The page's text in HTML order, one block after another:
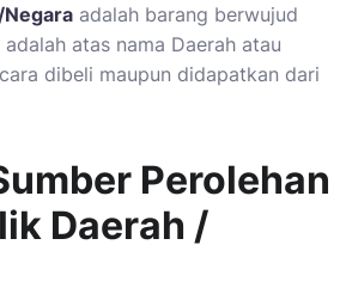
adalah barang berwujud
atas nama Daerah atau
dibeli maupun didapatkan dari
Perolehan
Daerah /